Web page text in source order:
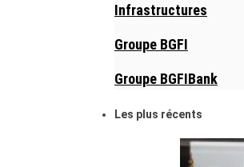
Infrastructures
Groupe BGFI
Groupe BGFIBank
Les plus récents